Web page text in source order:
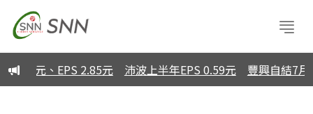
億元、EPS 2.85元 沛波上半年EPS 0.59元 豐興自結7月